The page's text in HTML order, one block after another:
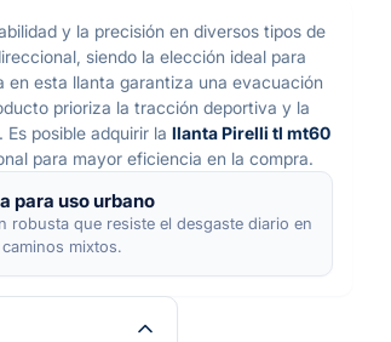
y la precisión en diversos tipos de
siendo la elección ideal para
esta llanta garantiza una evacuación
prioriza la tracción deportiva y la
posible adquirir la llanta Pirelli tl mt60
para mayor eficiencia en la compra.
para uso urbano
robusta que resiste el desgaste diario en
mixtos.